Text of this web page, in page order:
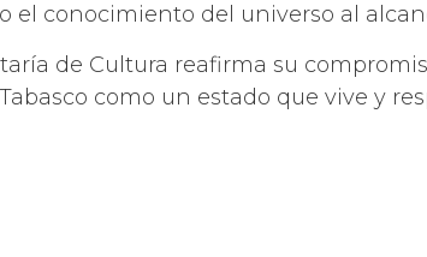
el conocimiento del universo al
de Cultura reafirma su
como un estado que vive y